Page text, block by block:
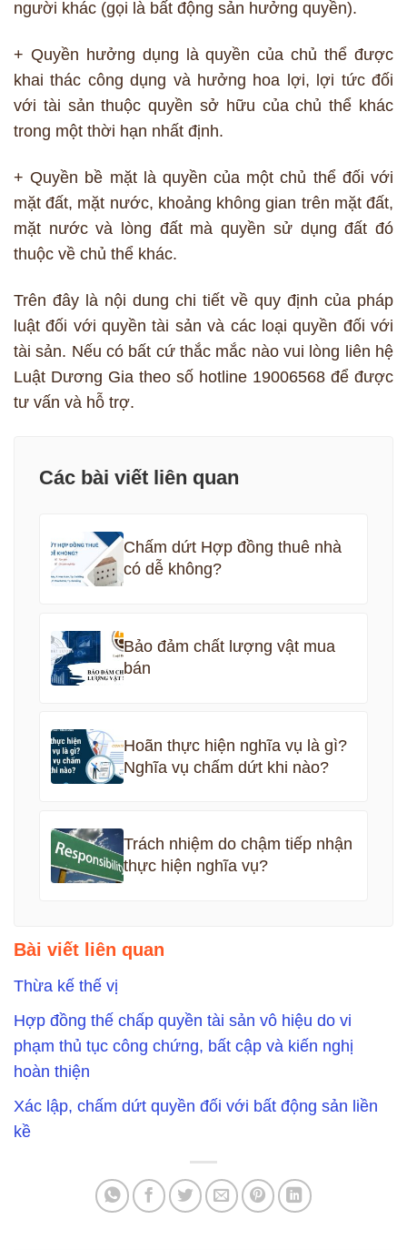
người khác (gọi là bất động sản hưởng quyền).
+ Quyền hưởng dụng là quyền của chủ thể được
khai thác công dụng và hưởng hoa lợi, lợi tức đối
với tài sản thuộc quyền sở hữu của chủ thể khác
trong một thời hạn nhất định.
+ Quyền bề mặt là quyền của một chủ thể đối với
mặt đất, mặt nước, khoảng không gian trên mặt đất,
mặt nước và lòng đất mà quyền sử dụng đất đó
thuộc về chủ thể khác.
Trên đây là nội dung chi tiết về quy định của pháp
luật đối với quyền tài sản và các loại quyền đối với
tài sản. Nếu có bất cứ thắc mắc nào vui lòng liên hệ
Luật Dương Gia theo số hotline 19006568 để được
tư vấn và hỗ trợ.
Các bài viết liên quan
Chấm dứt Hợp đồng thuê nhà
có dễ không?
Bảo đảm chất lượng vật mua
bán
Hoãn thực hiện nghĩa vụ là gì?
Nghĩa vụ chấm dứt khi nào?
Trách nhiệm do chậm tiếp nhận
thực hiện nghĩa vụ?
Bài viết liên quan
Thừa kế thế vị
Hợp đồng thế chấp quyền tài sản vô hiệu do vi
phạm thủ tục công chứng, bất cập và kiến nghị
hoàn thiện
Xác lập, chấm dứt quyền đối với bất động sản liền
kề